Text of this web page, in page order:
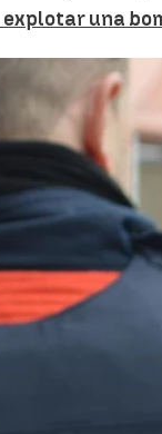
explotar una